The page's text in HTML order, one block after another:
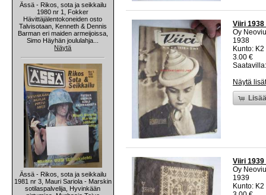
Ässä - Rikos, sota ja seikkailu
1980 nr 1, Fokker
Hävittäjälentokoneiden osto
Talvisotaan, Kenneth & Dennis
Barman eri maiden armeijoissa,
Simo Häyhän joululahja...
Näytä
Ässä - Rikos, sota ja seikkailu
1981 nr 3, Mauri Sariola - Marskin
sotilaspalvelija, Hyvinkään
Viiri
Oy
1938
Kunto:
3.00 €
Näytä
Viiri
Oy
1939
Kunto: